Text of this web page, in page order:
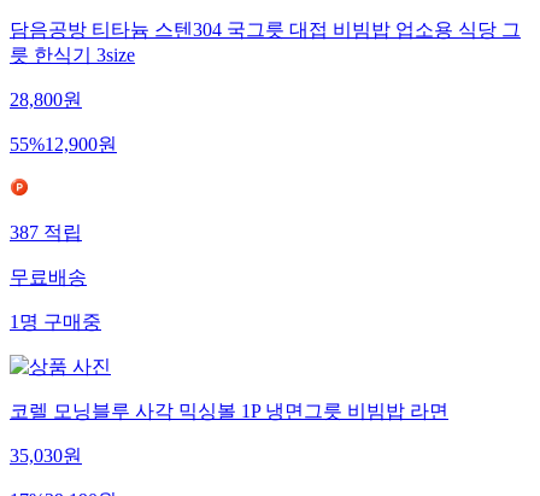
담음공방 티타늄 스텐304 국그릇 대접 비빔밥 업소용 식당 그
릇 한식기 3size
28,800원
55%12,900원
387적립
무료배송
1명구매중
코렐 모닝블루 사각 믹싱볼 1P 냉면그릇 비빔밥 라면
35,030원